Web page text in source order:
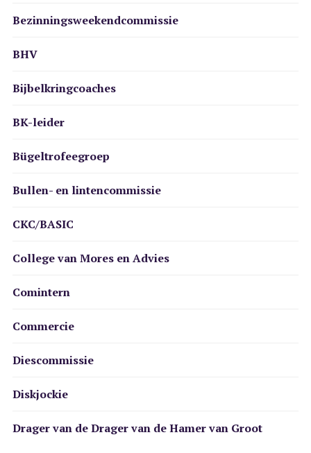
Bezinningsweekendcommissie
BHV
Bijbelkringcoaches
BK-leider
Bügeltrofeegroep
Bullen- en lintencommissie
CKC/BASIC
College van Mores en Advies
Comintern
Commercie
Diescommissie
Diskjockie
Drager van de Drager van de Hamer van Groot